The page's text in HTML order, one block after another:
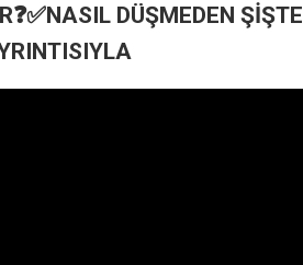
DÜŞMEDEN ŞİŞTE